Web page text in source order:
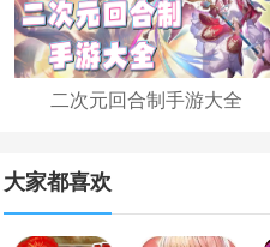
二次元回合制手游大全
大家都喜欢